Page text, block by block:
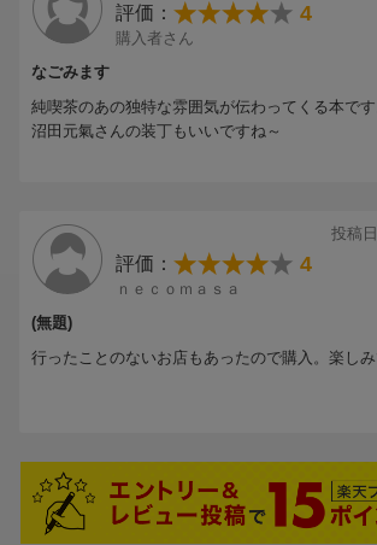
評価： 4
購入者さん
なごみます
純喫茶のあの独特な雰囲気が伝わってくる本です
沼田元氣さんの装丁もいいですね～
投稿
評価： 4
ｎｅｃｏｍａｓａ
(無題)
行ったことのないお店もあったので購入。楽しみ